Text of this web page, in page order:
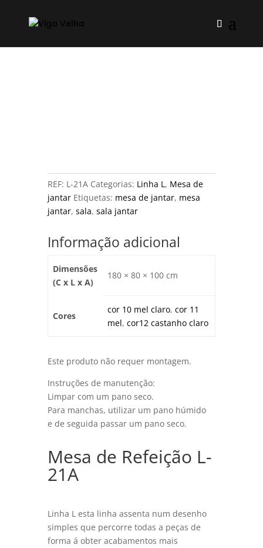
REF: L-21A Categorias: Linha L, Mesa de
jantar Etiquetas: mesa de jantar, mesa
jantar, sala, sala jantar
Informação adicional
Dimensões
(C x L x A)
180 × 80 × 100 cm
Cores
cor 10 mel claro, cor 11
mel, cor12 castanho claro
Este produto não requer montagem.
Instruções de manutenção:
Limpar com um pano seco.
Para manchas, utilizar um pano húmido
e de seguida passar um pano seco.
Mesa de Refeição L-
21A
Linha L esta linha assenta num desenho
simples que percorre todas a peças de
forma á obter acabamentos mais